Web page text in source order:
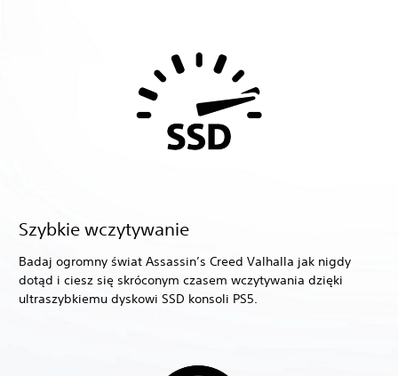
Szybkie wczytywanie
Badaj ogromny świat Assassin’s Creed Valhalla jak nigdy
dotąd i ciesz się skróconym czasem wczytywania dzięki
ultraszybkiemu dyskowi SSD konsoli PS5.